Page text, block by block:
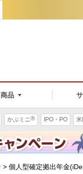
商品
かぶミニ® IPO・PO
> 個人型確定拠出年金